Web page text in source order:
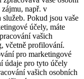
zájmu, např. v
Pokud jsou vaše
účely, máte
vašich
včetně profilování.
pro marketingové
údaje pro tyto účely
vašich osobních